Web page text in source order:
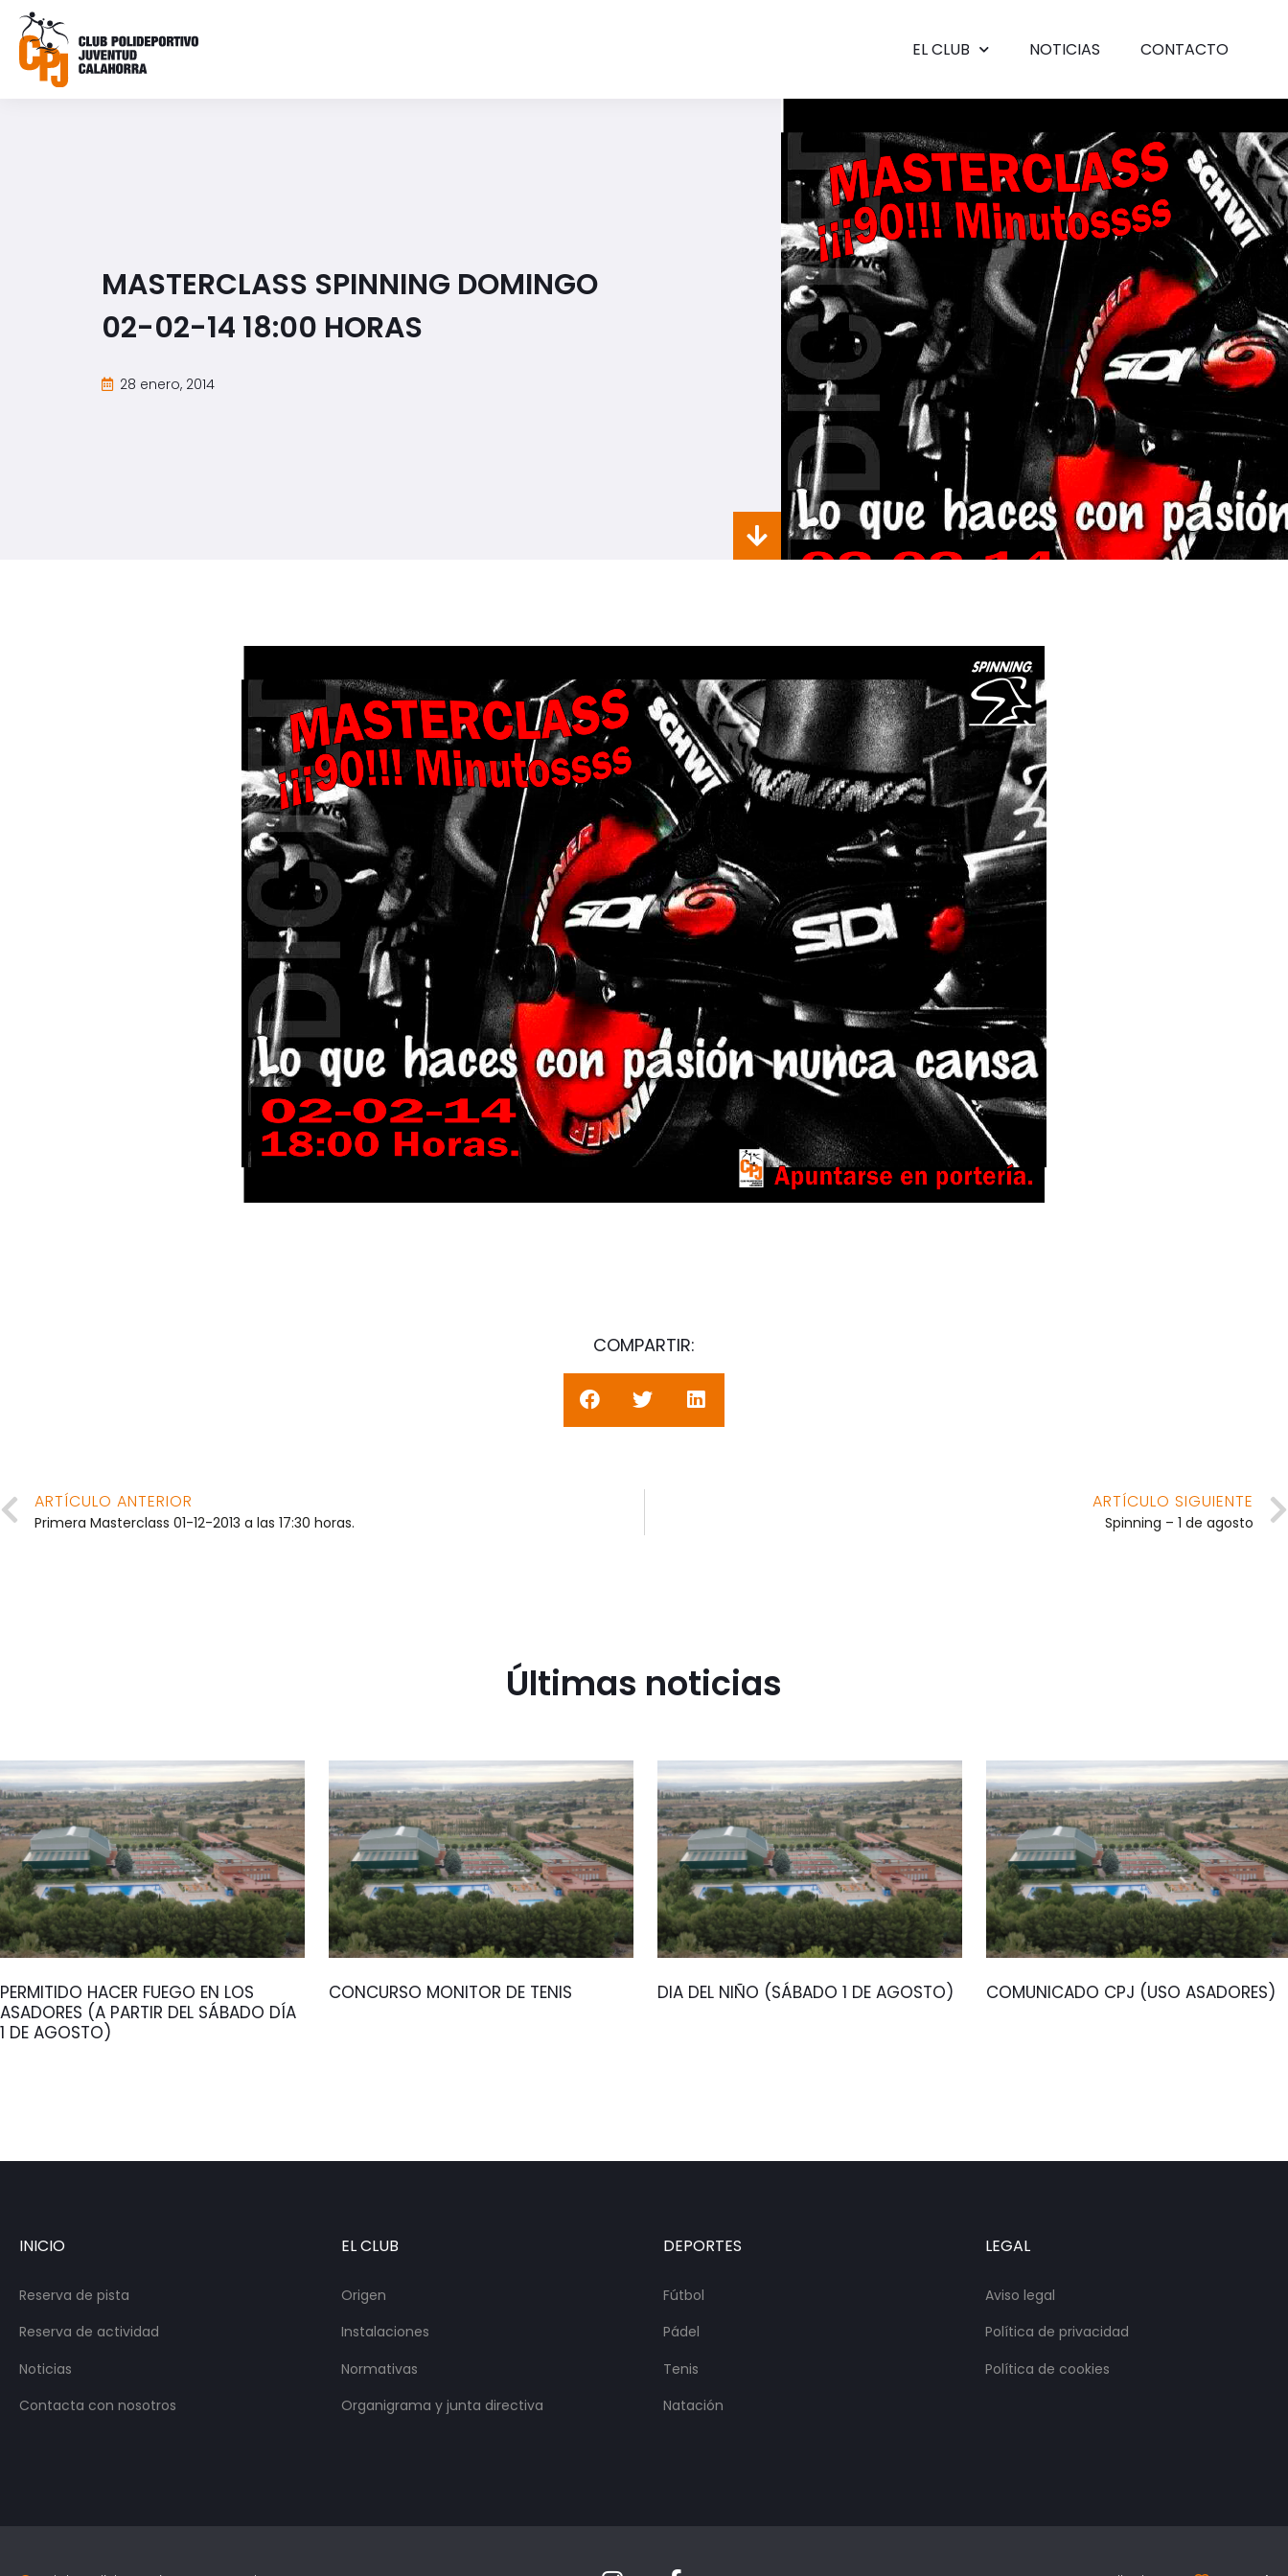
EL CLUB NOTICIAS CONTACTO
MASTERCLASS SPINNING DOMINGO
02-02-14 18:00 HORAS
28 enero, 2014
COMPARTIR:
ARTÍCULO ANTERIOR
Primera Masterclass 01-12-2013 a las 17:30 horas.
ARTÍCULO SIGUIENTE
Spinning – 1 de agosto
Últimas noticias
PERMITIDO HACER FUEGO EN LOS
ASADORES (A PARTIR DEL SÁBADO DÍA
1 DE AGOSTO)
CONCURSO MONITOR DE TENIS DIA DEL NIÑO (SÁBADO 1 DE AGOSTO) COMUNICADO CPJ (USO ASADORES)
INICIO
Reserva de pista
Reserva de actividad
Noticias
Contacta con nosotros
EL CLUB
Origen
Instalaciones
Normativas
Organigrama y junta directiva
DEPORTES
Fútbol
Pádel
Tenis
Natación
LEGAL
Aviso legal
Política de privacidad
Política de cookies